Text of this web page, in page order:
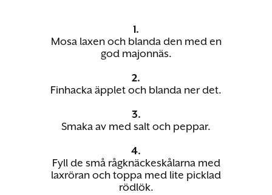
1.
Mosa laxen och blanda den med en
god majonnäs.
2.
Finhacka äpplet och blanda ner det.
3.
Smaka av med salt och peppar.
4.
Fyll de små rågknäckeskålarna med
laxröran och toppa med lite picklad
rödlök.